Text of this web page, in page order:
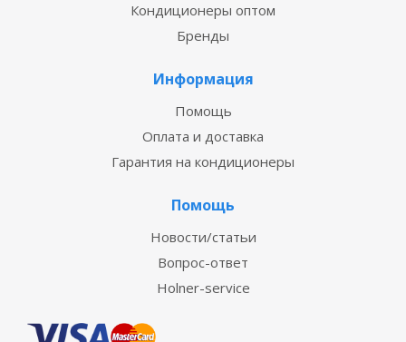
Кондиционеры оптом
Бренды
Информация
Помощь
Оплата и доставка
Гарантия на кондиционеры
Помощь
Новости/статьи
Вопрос-ответ
Holner-service